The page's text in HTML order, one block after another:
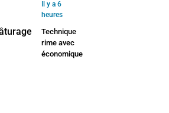
Il y a 6
heures
Technique
rime avec
économique